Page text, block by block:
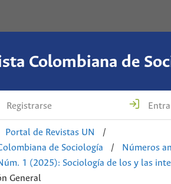
Colombiana de
Registrarse
Portal de Revistas UN
/
de Sociología
/
Números
1 (2025): Sociología de los y las
General